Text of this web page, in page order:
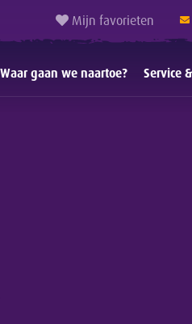
Mijn favorieten
Waar gaan we naartoe? Service